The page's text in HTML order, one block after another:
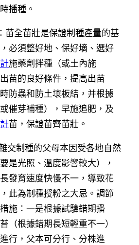
播種。
苗全苗壯是保證制種產量的基
必須整好地、保好墑、選好
施藥劑拌種（或土內施
苗的良好條件，提高出苗
防蟲和防土壤板結，并根據
催芽補種），早施追肥，及
苗，保證苗齊苗壯。
交制種的父母本因受各地自然
是光照、溫度影響較大），
發育速度快慢不一，導致花
此為制種授粉之大忌。調節
施：一是根據試驗錯期播
（根據錯期長短輕重不一）
行，父本可分行、分株進